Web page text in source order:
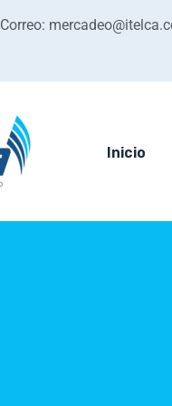
Correo:
Inicio